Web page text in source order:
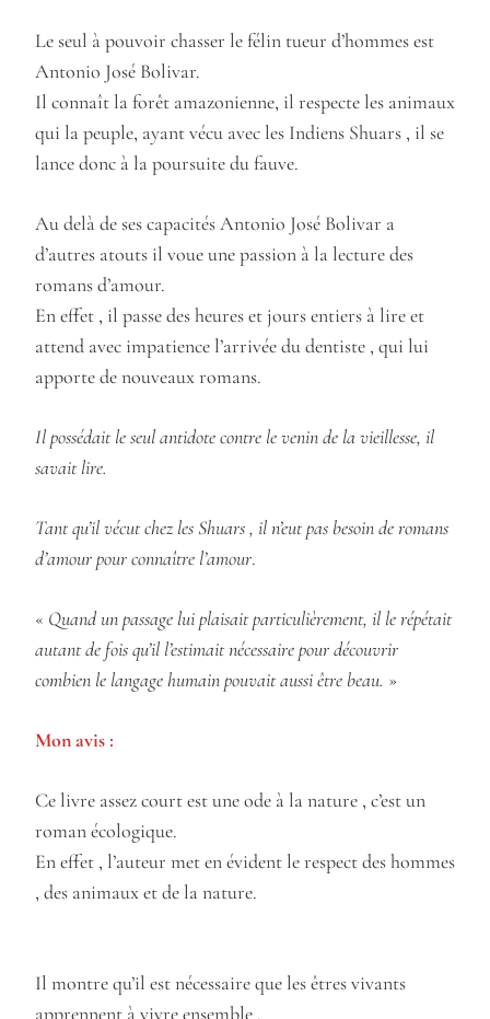
Le seul à pouvoir chasser le félin tueur d’hommes est
Antonio José Bolivar.
Il connaît la forêt amazonienne, il respecte les animaux
qui la peuple, ayant vécu avec les Indiens Shuars , il se
lance donc à la poursuite du fauve.
Au delà de ses capacités Antonio José Bolivar a
d’autres atouts il voue une passion à la lecture des
romans d’amour.
En effet , il passe des heures et jours entiers à lire et
attend avec impatience l’arrivée du dentiste , qui lui
apporte de nouveaux romans.
Il possédait le seul antidote contre le venin de la vieillesse, il
savait lire.
Tant qu’il vécut chez les Shuars , il n’eut pas besoin de romans
d’amour pour connaître l’amour.
« Quand un passage lui plaisait particulièrement, il le répétait
autant de fois qu’il l’estimait nécessaire pour découvrir
combien le langage humain pouvait aussi être beau. »
Mon avis :
Ce livre assez court est une ode à la nature , c’est un
roman écologique.
En effet , l’auteur met en évident le respect des hommes
, des animaux et de la nature.
Il montre qu’il est nécessaire que les êtres vivants
apprennent à vivre ensemble .